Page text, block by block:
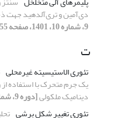
دی‌آمین و تری‌آلدهید جهت
9، شماره 10، 1401، صفحه 55-61]
ت
تئوری الاستیسیته غیرمحلی
یک جرم متحرک با استفاده
دینامیک ملکولی[دوره 9، شماره 7، 1401، صفحه 39-48]
تئوری تغییر شکل برشی